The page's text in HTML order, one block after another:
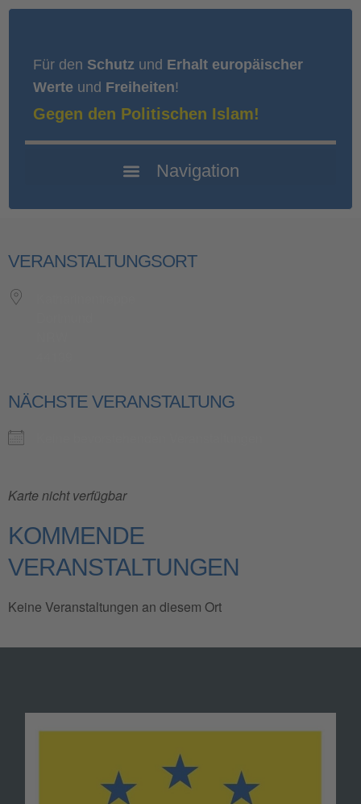
Für den Schutz und Erhalt europäischer
Werte und Freiheiten!
Gegen den Politischen Islam!
VERANSTALTUNGSORT
NÄCHSTE VERANSTALTUNG
Karte nicht verfügbar
KOMMENDE
VERANSTALTUNGEN
Keine Veranstaltungen an diesem Ort